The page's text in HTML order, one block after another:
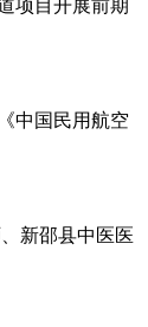
项目开展前期
中国民用航空
新邵县中医医